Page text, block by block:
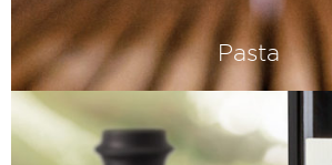
Pasta
Am Glaubenskrieg um die
secca beteiligen wir uns
bieten wir beides an:
und pasta dura aus